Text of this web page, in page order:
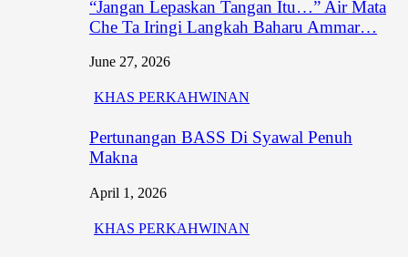
“Jangan Lepaskan Tangan Itu…” Air Mata
Che Ta Iringi Langkah Baharu Ammar…
June 27, 2026
KHAS PERKAHWINAN
Pertunangan BASS Di Syawal Penuh
Makna
April 1, 2026
KHAS PERKAHWINAN